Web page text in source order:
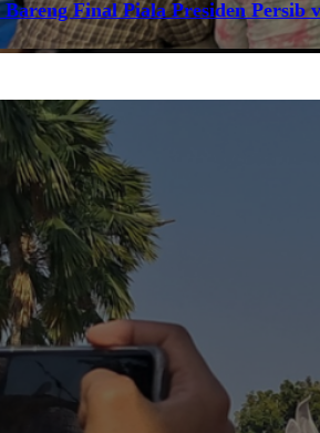
Bareng Final Piala Presiden Persib